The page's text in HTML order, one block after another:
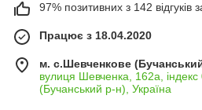
97% позитивних з 142 відгуків
Працює з 18.04.2020
м. с.Шевченкове
вулиця Шевченка, 162а,
(Бучанський р-н), Україна